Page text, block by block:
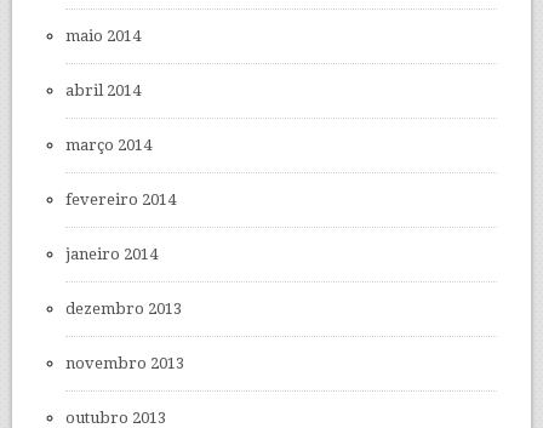
maio 2014
abril 2014
março 2014
fevereiro 2014
janeiro 2014
dezembro 2013
novembro 2013
outubro 2013